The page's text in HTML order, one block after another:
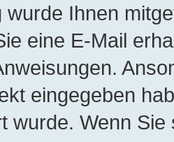
wurde Ihnen
eine E-Mail
eingegeben
wurde. Wenn